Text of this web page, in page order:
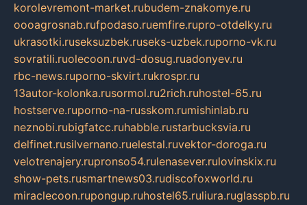
korolevremont-market.rubudem-znakomye.ru
oooagrosnab.rufpodaso.ruemfire.rupro-otdelky.ru
ukrasotki.ruseksuzbek.ruseks-uzbek.ruporno-vk.ru
sovratili.ruolecoon.ruvd-dosug.ruadonyev.ru
rbc-news.ruporno-skvirt.rukrospr.ru
13autor-kolonka.rusormol.ru2rich.ruhostel-65.ru
hostserve.ruporno-na-russkom.rumishinlab.ru
neznobi.rubigfatcc.ruhabble.rustarbucksvia.ru
delfinet.rusilvernano.ruelestal.ruvektor-doroga.ru
velotrenajery.rupronso54.rulenasever.rulovinskix.ru
show-pets.rusmartnews03.rudiscofoxworld.ru
miraclecoon.rupongup.ruhostel65.ruliura.ruglasspb.ru